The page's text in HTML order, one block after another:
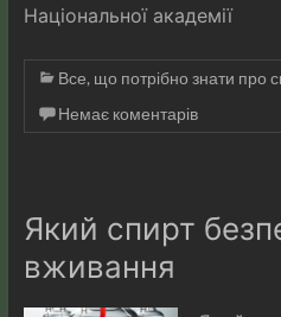
Національної академії
Все, що потрібно знати про
Немає коментарів
Який спирт
вживання